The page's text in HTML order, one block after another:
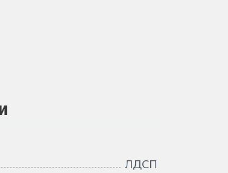
ЛДСП